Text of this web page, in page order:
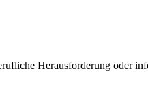
Herausforderung oder